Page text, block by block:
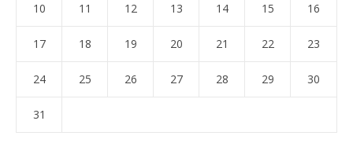
10 11 12 13 14 15 16
17 18 19 20 21 22 23
24 25 26 27 28 29 30
31